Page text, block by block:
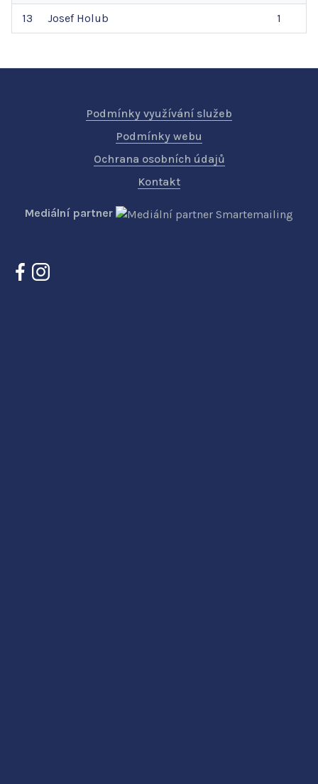
13 Josef Holub 1
Podmínky využívání služeb
Podmínky webu
Ochrana osobních údajů
Kontakt
Mediální partner